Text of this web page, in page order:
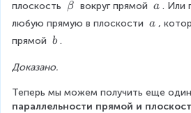
плоскость \
b
e
β вокруг прямой \
\
a . Или
любую прямую в плоскости \
a ,
прямой \
b
b .
Доказано.
Теперь мы можем получить еще один
параллельности прямой и